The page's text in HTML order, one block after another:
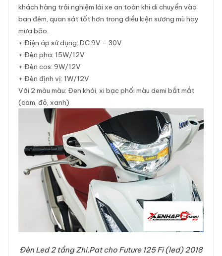
khách hàng trải nghiệm lái xe an toàn khi di chuyển vào
ban đêm, quan sát tốt hơn trong điều kiện sương mù hay
mưa bão.
+ Điện áp sử dụng: DC 9V – 30V
+ Đèn pha: 15W/12V
+ Đèn cos: 9W/12V
+ Đèn định vị: 1W/12V
Với 2 màu màu: Đen khói, xi bạc phối màu demi bắt mắt
(cam, đỏ, xanh)
Đèn Led 2 tầng Zhi.Pat cho Future 125 Fi (led) 2018